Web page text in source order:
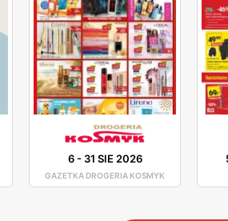
6- 31 SIE 2026
GAZETKA DROGERIA KOSMYK